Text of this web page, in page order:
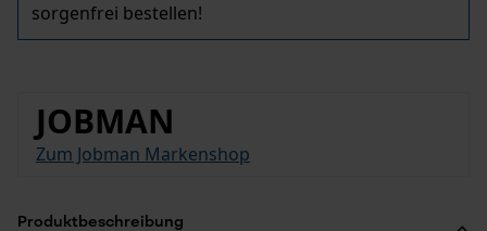
sorgenfrei bestellen!
JOBMAN
Zum Jobman Markenshop
Produktbeschreibung